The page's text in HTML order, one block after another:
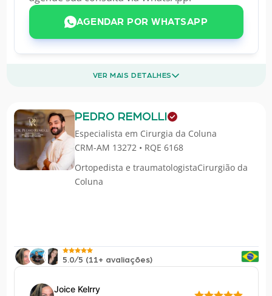
AGENDAR POR WHATSAPP
VER MAIS DETALHES
PEDRO REMOLLI
Especialista em Cirurgia da Coluna
CRM-AM 13272 • RQE 6168
Ortopedista e traumatologistaCirurgião da
Coluna
5.0/5 (11+ avaliações)
Joice Kelrry